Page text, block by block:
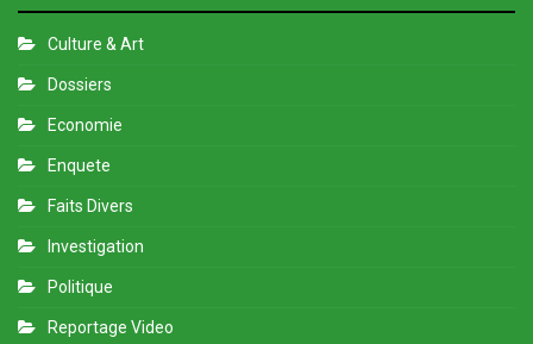
Culture & Art
Dossiers
Economie
Enquete
Faits Divers
Investigation
Politique
Reportage Video